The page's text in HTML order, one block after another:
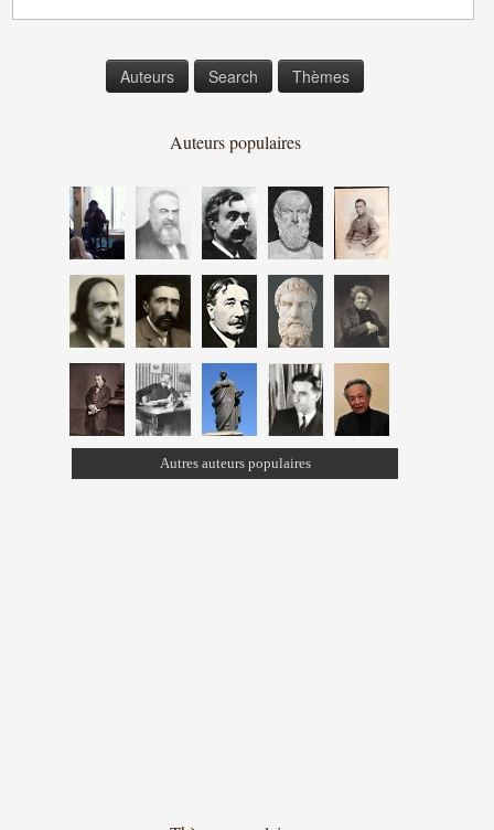
Auteurs Search Thèmes
Auteurs populaires
Autres auteurs populaires